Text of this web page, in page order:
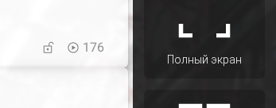
176
Полный экран